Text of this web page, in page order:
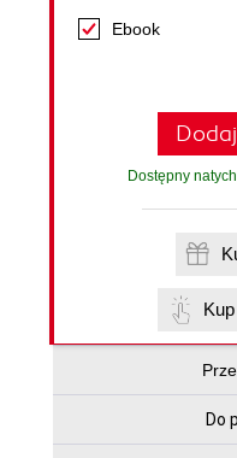
Ebook
Dostępny
Do